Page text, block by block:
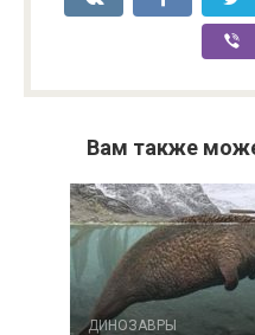
Вам также
ДИНОЗАВРЫ